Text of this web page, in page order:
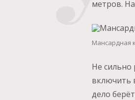
метров.
Мансардная
Не сильно
включить
дело